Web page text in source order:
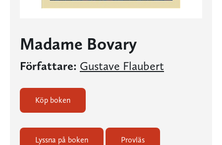
Madame Bovary
Författare: Gustave Flaubert
Köp boken
Lyssna på boken Provläs